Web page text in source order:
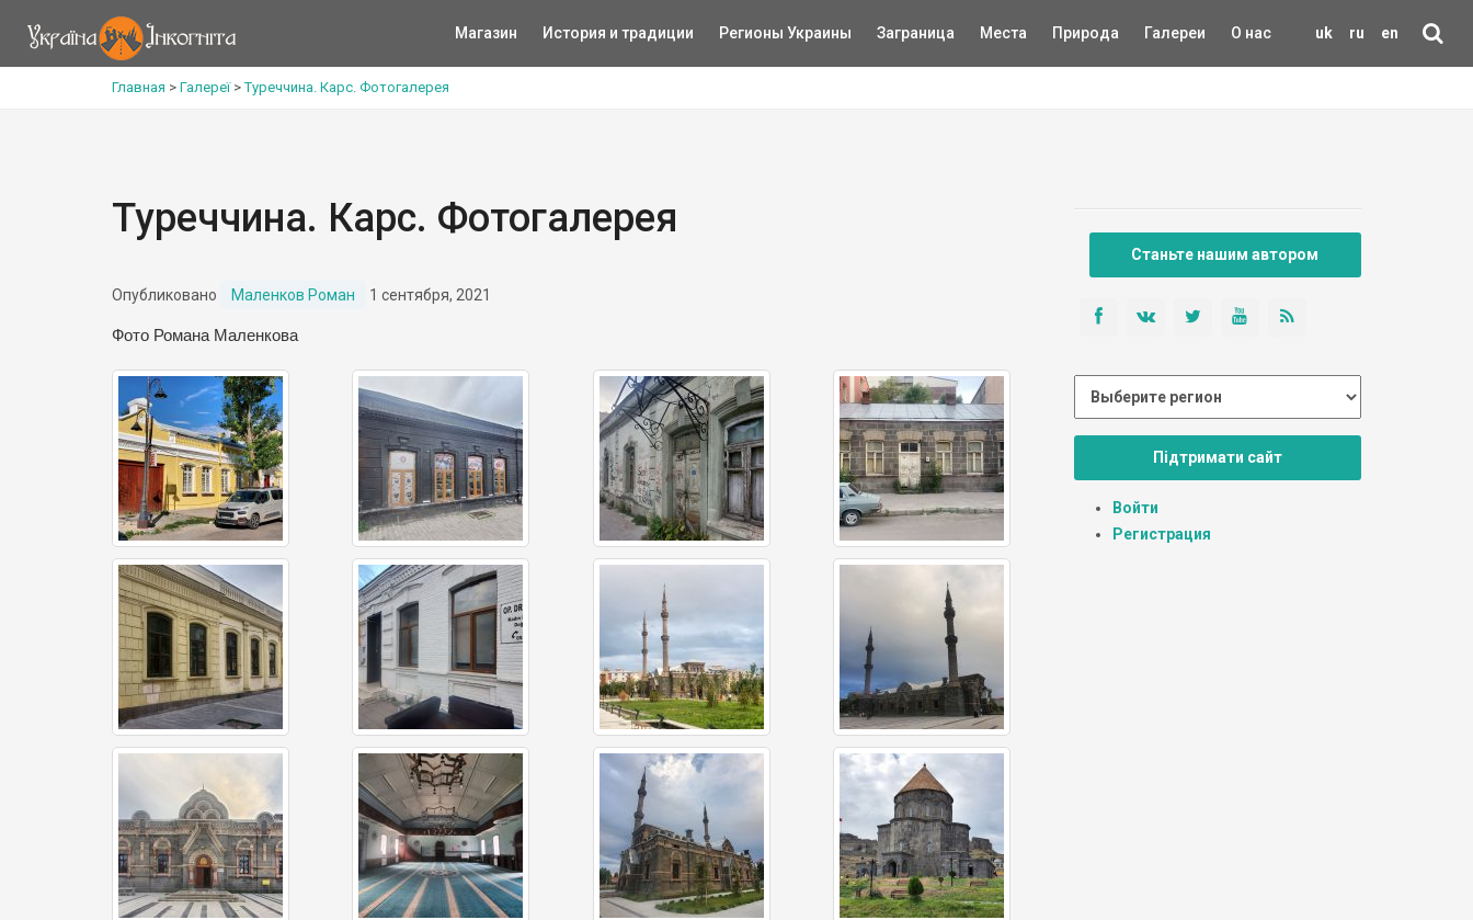
uk ru en
Магазин История и традиции Регионы Украины Заграница Места Природа Галереи О нас
Главная > Галереї>Туреччина. Карс. Фотогалерея
Туреччина. Карс. Фотогалерея
Опубликовано Маленков Роман 1 сентября, 2021
Фото Романа Маленкова
Станьте нашим автором
Підтримати сайт
Войти
Регистрация